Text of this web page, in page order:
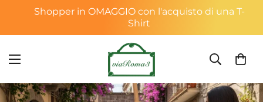
Shopper in OMAGGIO con l'acquisto di una T-
Shirt